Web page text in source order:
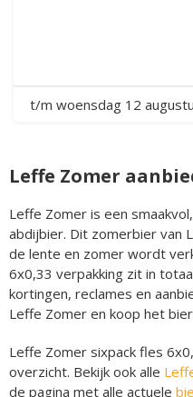
t/m woensdag 12
Leffe Zomer
Leffe Zomer is een
abdijbier. Dit zomerbier van
de lente en zomer wordt
6x0,33 verpakking zit in
kortingen, reclames en
Leffe Zomer en koop het
Leffe Zomer sixpack fles
overzicht. Bekijk ook alle
de pagina met alle actuele